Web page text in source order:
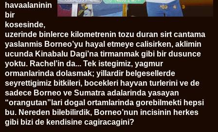
havaalaninin
bir
kosesinde,
uzerinde binlerce kilometrenin tozu duran sirt cantama
yaslanmis Borneo’yu hayal etmeye calisirken, aklimin
ucunda Kinabalu Dagi’na tirmanmak gibi bir dusunce
yoktu. Rachel’in da... Tek istegimiz, yagmur
ormanlarinda dolasmak; yillardir belgesellerde
seyrettigimiz bitkileri, bocekleri hayvan turlerini ve de
sadece Borneo ve Sumatra adalarinda yasayan
“orangutan”lari dogal ortamlarinda gorebilmekti hepsi
bu. Nereden bilebilirdik, Borneo’nun incisinin herkes
gibi bizi de kendisine cagiracagini?